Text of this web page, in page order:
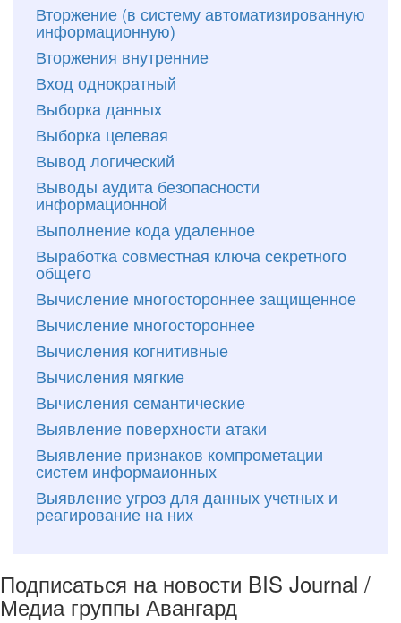
Вторжение (в систему автоматизированную
информационную)
Вторжения внутренние
Вход однократный
Выборка данных
Выборка целевая
Вывод логический
Выводы аудита безопасности
информационной
Выполнение кода удаленное
Выработка совместная ключа секретного
общего
Вычисление многостороннее защищенное
Вычисление многостороннее
Вычисления когнитивные
Вычисления мягкие
Вычисления семантические
Выявление поверхности атаки
Выявление признаков компрометации
систем информаионных
Выявление угроз для данных учетных и
реагирование на них
Подписаться на новости BIS Journal /
Медиа группы Авангард